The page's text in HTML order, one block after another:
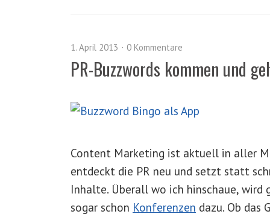
1. April 2013 0 Kommentare
PR-Buzzwords kommen und
Content Marketing ist aktuell in aller
entdeckt die PR neu und setzt statt
Inhalte. Überall wo ich hinschaue, wird
sogar schon Konferenzen dazu. Ob das